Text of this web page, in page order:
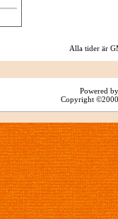
Alla tider är
Powered
Copyright